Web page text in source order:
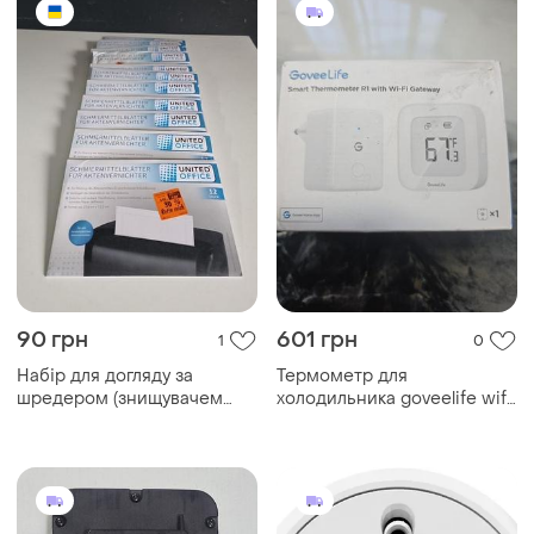
90 грн 1
Набір для догляду за
шредером (знищувачем
601 грн 0
Термометр для
холодильника goveelife wifi